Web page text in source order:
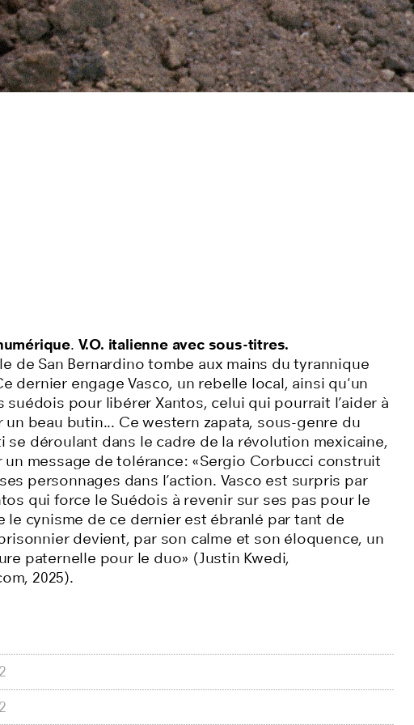
. V.O. italienne avec sous-titres.
de San Bernardino tombe aux mains du tyrannique
dernier engage Vasco, un rebelle local, ainsi qu'un
suédois pour libérer Xantos, celui qui pourrait l’aider à
un beau butin... Ce western zapata, sous-genre du
se déroulant dans le cadre de la révolution mexicaine,
un message de tolérance: «Sergio Corbucci construit
personnages dans l’action. Vasco est surpris par
qui force le Suédois à revenir sur ses pas pour le
le cynisme de ce dernier est ébranlé par tant de
devient, par son calme et son éloquence, un
paternelle pour le duo» (Justin Kwedi,
2025).